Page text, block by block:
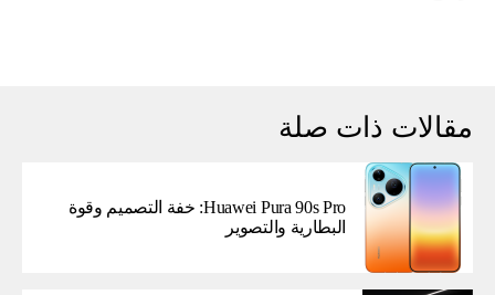
مقالات ذات صلة
Huawei Pura 90s Pro: خفة التصميم وقوة
البطارية والتصوير